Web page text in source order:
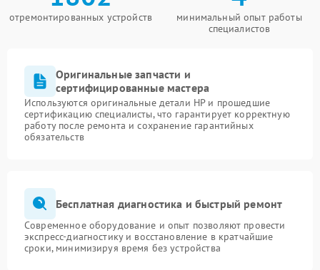
отремонтированных устройств
минимальный опыт работы
специалистов
Оригинальные запчасти и
сертифицированные мастера
Используются оригинальные детали HP и прошедшие
сертификацию специалисты, что гарантирует корректную
работу после ремонта и сохранение гарантийных
обязательств
Бесплатная диагностика и быстрый ремонт
Современное оборудование и опыт позволяют провести
экспресс-диагностику и восстановление в кратчайшие
сроки, минимизируя время без устройства